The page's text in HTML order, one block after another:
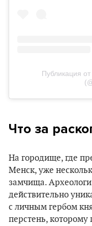
Публикация
Что за
На городище, где
Менск, уже
замчища.
действительно
с личным гербом
перстень, которому